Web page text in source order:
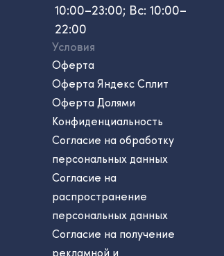
10:00–23:00; Вс: 10:00–
22:00
Условия
Оферта
Оферта Яндекс Сплит
Оферта Долями
Конфиденциальность
Согласие на обработку
персональных данных
Согласие на
распространение
персональных данных
Согласие на получение
рекламной и